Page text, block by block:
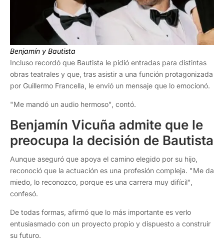
Benjamín y Bautista
Incluso recordó que Bautista le pidió entradas para distintas
obras teatrales y que, tras asistir a una función protagonizada
por Guillermo Francella, le envió un mensaje que lo emocionó.
"Me mandó un audio hermoso", contó.
Benjamín Vicuña admite que le
preocupa la decisión de Bautista
Aunque aseguró que apoya el camino elegido por su hijo,
reconoció que la actuación es una profesión compleja. "Me da
miedo, lo reconozco, porque es una carrera muy difícil",
confesó.
De todas formas, afirmó que lo más importante es verlo
entusiasmado con un proyecto propio y dispuesto a construir
su futuro.